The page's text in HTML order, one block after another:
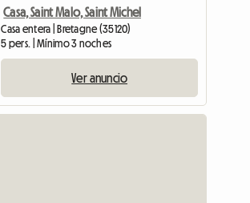
Casa, Saint Malo, Saint Michel
Casa entera | Bretagne (35120)
5 pers. | Mínimo 3 noches
Ver anuncio